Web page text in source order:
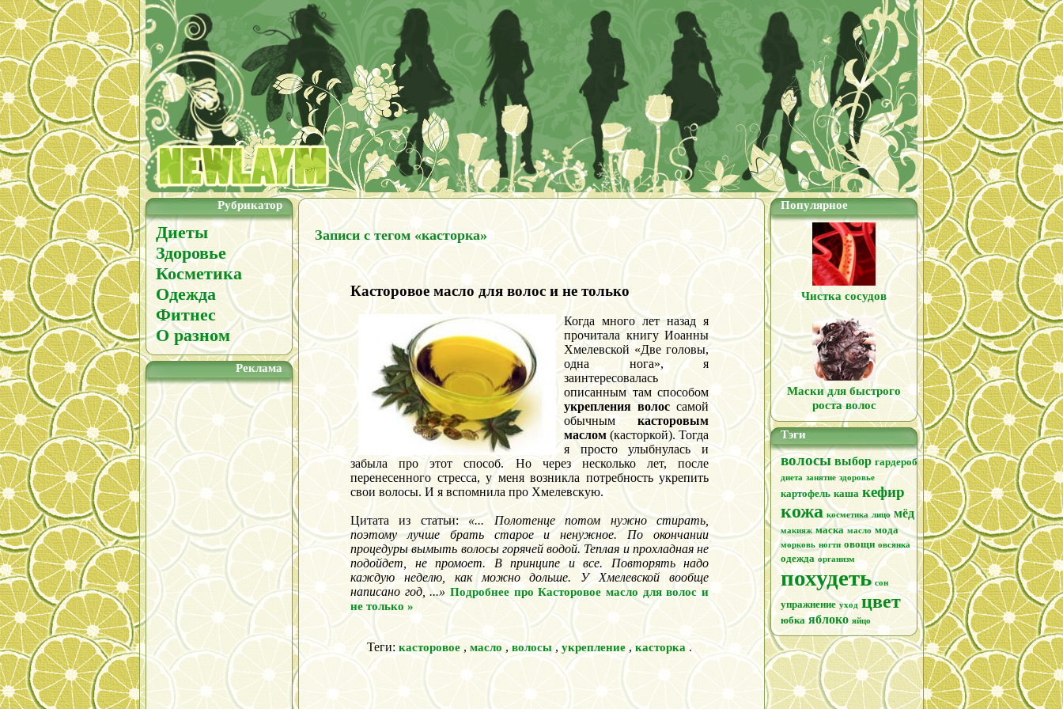
Рубрикатор
Диеты
Здоровье
Косметика
Одежда
Фитнес
О разном
Реклама
Записи с тегом «касторка»
Касторовое масло для волос и не только
Когда много лет назад я
прочитала книгу Иоанны
Хмелевской «Две головы,
одна нога», я
заинтересовалась
описанным там способом
укрепления волос самой
обычным касторовым
маслом (касторкой). Тогда
я просто улыбнулась и
забыла про этот способ. Но через несколько лет, после
перенесенного стресса, у меня возникла потребность укрепить
свои волосы. И я вспомнила про Хмелевскую.
Цитата из статьи:«... Полотенце потом нужно стирать,
поэтому лучше брать старое и ненужное. По окончании
процедуры вымыть волосы горячей водой. Теплая и прохладная не
подойдет, не промоет. В принципе и все. Повторять надо
каждую неделю, как можно дольше. У Хмелевской вообще
написано год, ...» Подробнее про Касторовое масло для волос и
не только »
Теги:касторовое , масло ,волосы,укрепление ,касторка.
Популярное
Чистка сосудов
Маски для быстрого
роста волос
Тэги
волосы выбор гардероб
диета занятие здоровье
картофель каша кефир
кожа косметика лицо мёд
макияж маска масло мода
морковь ногти овощи овсянка
одежда организм
похудеть сон
упражнение уход цвет
юбка яблоко яйцо